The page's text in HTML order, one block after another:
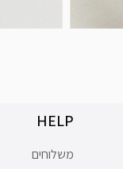
HELP
משלוחים